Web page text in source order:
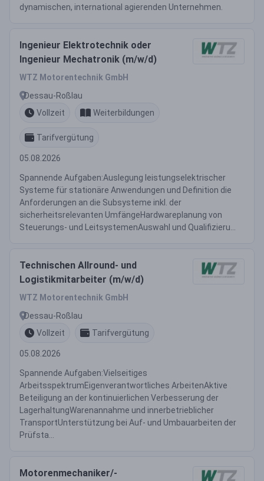
dynamischen, international agierenden Unternehmen.
Ingenieur Elektrotechnik oder
Ingenieur Mechatronik (m/w/d)
WTZ Motorentechnik GmbH
Dessau-Roßlau
Vollzeit
Weiterbildungen
Tarifvergütung
05.08.2026
Spannende Aufgaben:Auslegung leistungselektrischer
Systeme für stationäre Anwendungen und Definition die
Anforderungen an die Subsysteme inkl. der
sicherheitsrelevanten UmfängeHardwareplanung von
Steuerungs- und LeitsystemenAuswahl und Qualifizieru...
Technischen Allround- und
Logistikmitarbeiter (m/w/d)
WTZ Motorentechnik GmbH
Dessau-Roßlau
Vollzeit
Tarifvergütung
05.08.2026
Spannende Aufgaben:Vielseitiges
ArbeitsspektrumEigenverantwortliches ArbeitenAktive
Beteiligung an der kontinuierlichen Verbesserung der
LagerhaltungWarenannahme und innerbetrieblicher
TransportUnterstützung bei Auf- und Umbauarbeiten der
Prüfsta...
Motorenmechaniker/-